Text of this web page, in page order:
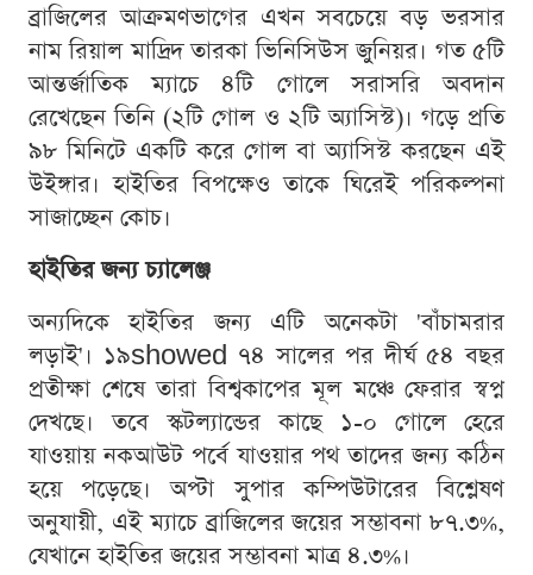
ব্রাজিলের আক্রমণভাগের এখন সবচেয়ে বড় ভরসার
নাম রিয়াল মাদ্রিদ তারকা ভিনিসিউস জুনিয়র। গত ৫টি
আন্তর্জাতিক ম্যাচে ৪টি গোলে সরাসরি অবদান
রেখেছেন তিনি (২টি গোল ও ২টি অ্যাসিস্ট)। গড়ে প্রতি
৯৮ মিনিটে একটি করে গোল বা অ্যাসিস্ট করছেন এই
উইঙ্গার। হাইতির বিপক্ষেও তাকে ঘিরেই পরিকল্পনা
সাজাচ্ছেন কোচ।
হাইতির জন্য চ্যালেঞ্জ
অন্যদিকে হাইতির জন্য এটি অনেকটা 'বাঁচামরার
লড়াই'। ১৯showed ৭৪ সালের পর দীর্ঘ ৫৪ বছর
প্রতীক্ষা শেষে তারা বিশ্বকাপের মূল মঞ্চে ফেরার স্বপ্ন
দেখছে। তবে স্কটল্যান্ডের কাছে ১-০ গোলে হেরে
যাওয়ায় নকআউট পর্বে যাওয়ার পথ তাদের জন্য কঠিন
হয়ে পড়েছে। অপ্টা সুপার কম্পিউটারের বিশ্লেষণ
অনুযায়ী, এই ম্যাচে ব্রাজিলের জয়ের সম্ভাবনা ৮৭.৩%,
যেখানে হাইতির জয়ের সম্ভাবনা মাত্র ৪.৩%।